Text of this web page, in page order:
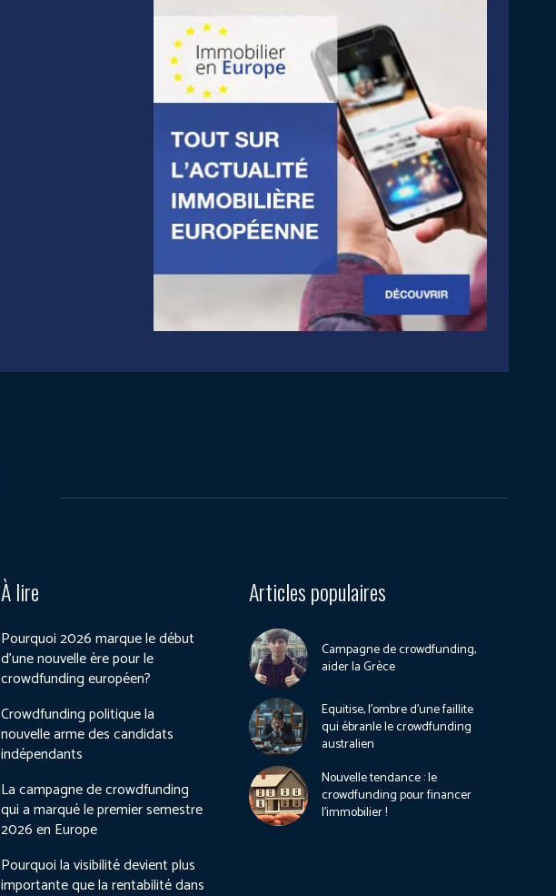
À lire
Pourquoi 2026 marque le début
d’une nouvelle ère pour le
crowdfunding européen?
Crowdfunding politique la
nouvelle arme des candidats
indépendants
La campagne de crowdfunding
qui a marqué le premier semestre
2026 en Europe
Pourquoi la visibilité devient plus
importante que la rentabilité dans
Articles populaires
Campagne de crowdfunding,
aider la Grèce
Equitise, l’ombre d’une faillite
qui ébranle le crowdfunding
australien
Nouvelle tendance : le
crowdfunding pour financer
l’immobilier !